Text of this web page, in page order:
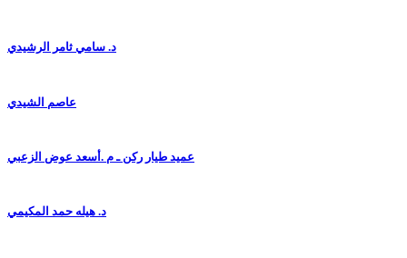
د. سامي ثامر الرشيدي
عاصم الشيدي
عميد طيار ركن ـ م .أسعد عوض الزعبي
د. هيله حمد المكيمي